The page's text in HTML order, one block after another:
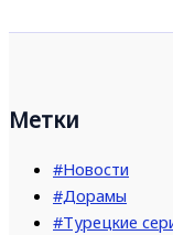
Метки
#Новости
#Дорамы
#Турецкие